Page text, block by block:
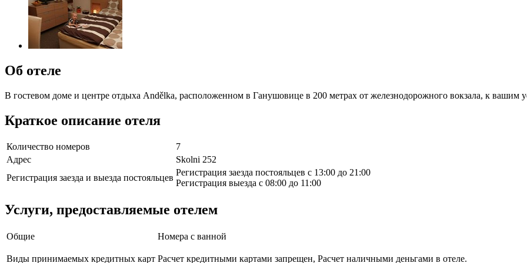
Об отеле
В гостевом доме и центре отдыха Andělka, расположенном в Ганушовице в 200 метрах от железнодорожного вокзала, к вашим
Краткое описание отеля
Количество номеров
7
Адрес
Skolni 252
Регистрация заезда и выезда постояльцев
Регистрация заезда постояльцев с 13:00 до 21:00
Регистрация выезда с 08:00 до 11:00
Услуги, предоставляемые отелем
Общие Номера с ванной
Виды принимаемых кредитных карт Расчет кредитными картами запрещен, Расчет наличными деньгами в отеле.